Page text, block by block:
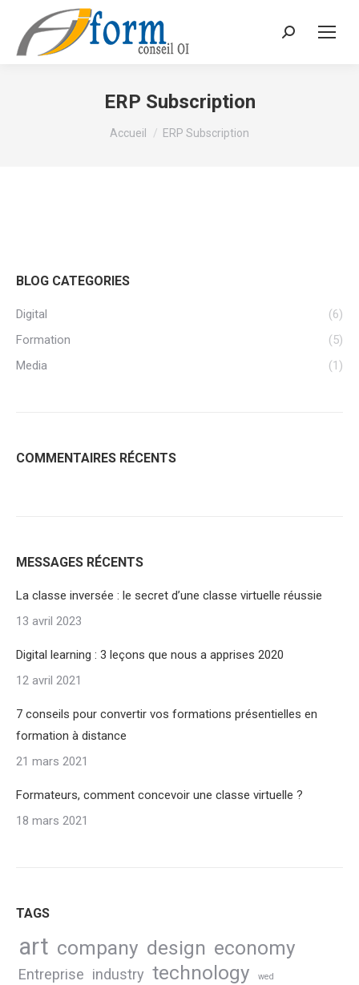
Recherche
ERP Subscription
Vous êtes ici :
Accueil ERP Subscription
BLOG CATEGORIES
Digital
(6)
Formation
(5)
Media
(1)
COMMENTAIRES RÉCENTS
MESSAGES RÉCENTS
La classe inversée : le secret d’une classe virtuelle réussie
13 avril 2023
Digital learning : 3 leçons que nous a apprises 2020
12 avril 2021
7 conseils pour convertir vos formations présentielles en
formation à distance
21 mars 2021
Formateurs, comment concevoir une classe virtuelle ?
18 mars 2021
TAGS
art company design economy
Entreprise industry technology wed